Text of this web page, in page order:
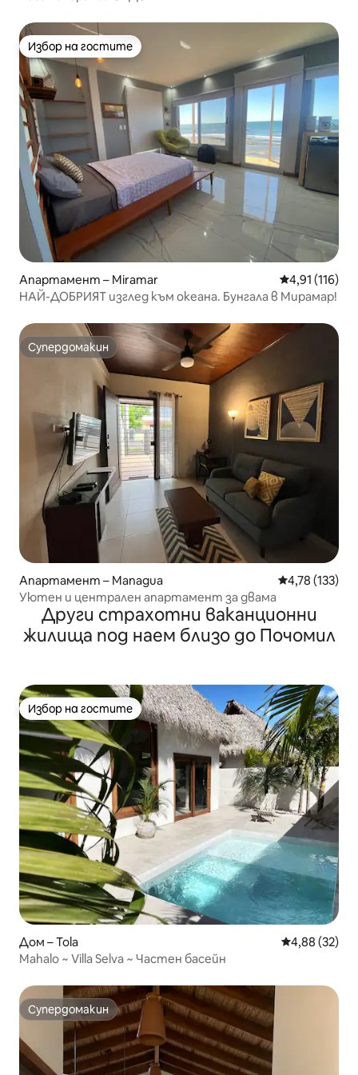
Избор на гостите
Избор на гостите
Апартамент – Miramar Средна
4,91 (116)
НАЙ-ДОБРИЯТ изглед към океана. Бунгала в Мирамар!
Супердомакин
Супердомакин
Апартамент – Managua Средна
4,78 (133)
Уютен и централен апартамент за двама
Други страхотни ваканционни
жилища под наем близо до Почомил
Избор на гостите
Избор на гостите
Дом – Tola Средна
4,88 (32)
Mahalo ~ Villa Selva ~ Частен басейн
Супердомакин
Супердомакин